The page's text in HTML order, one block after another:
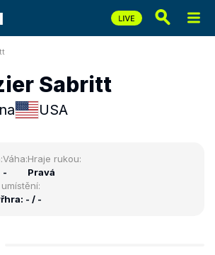
Sabritt
USA
Váha:
-
Hraje rukou:
Pravá
- / -